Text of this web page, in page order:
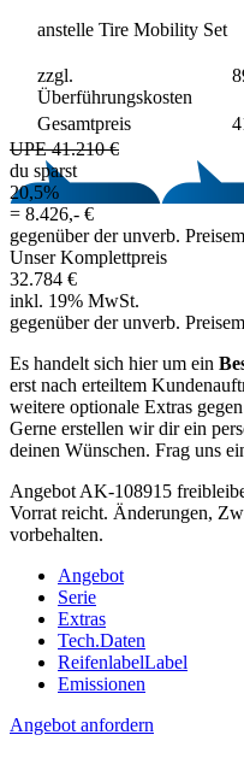
anstelle Tire Mobility Set
zzgl.
Überführungskosten
Gesamtpreis
UPE 41.210 €
du sparst
20,5%
= 8.426,- €
gegenüber der unverb.
Unser Komplettpreis
32.784 €
inkl. 19% MwSt.
gegenüber der unverb.
Es handelt sich hier um ein
erst nach erteiltem
weitere optionale Extras
Gerne erstellen wir dir ein
deinen Wünschen. Frag uns
Angebot AK-108915
Vorrat reicht. Änderungen,
vorbehalten.
Angebot
Serie
Extras
Tech.Daten
ReifenlabelLabel
Emissionen
Angebot anfordern